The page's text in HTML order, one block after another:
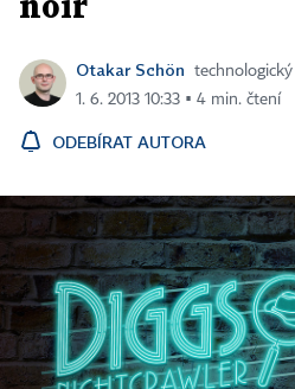
noir
Otakar Schön
1. 6. 2013 10:33 ▪ 4 min. čtení
ODEBÍRAT AUTORA